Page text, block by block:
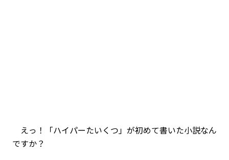
えっ！「ハイパーたいくつ」が初めて書いた小説なん
ですか？